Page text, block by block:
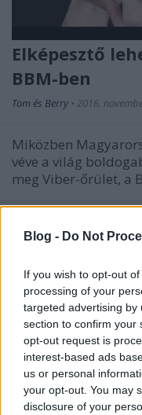
Blog - Do Not
If you wish to opt-out
processing of your
targeted advertising by
section to confirm your
opt-out request is
interest-based ads
us or personal
your opt-out. You may
disclosure of your
Elképesztő
BBM-ben
Tom és Berry • 2016.
Miközben
véve a világ
meg Viber-őrület, a